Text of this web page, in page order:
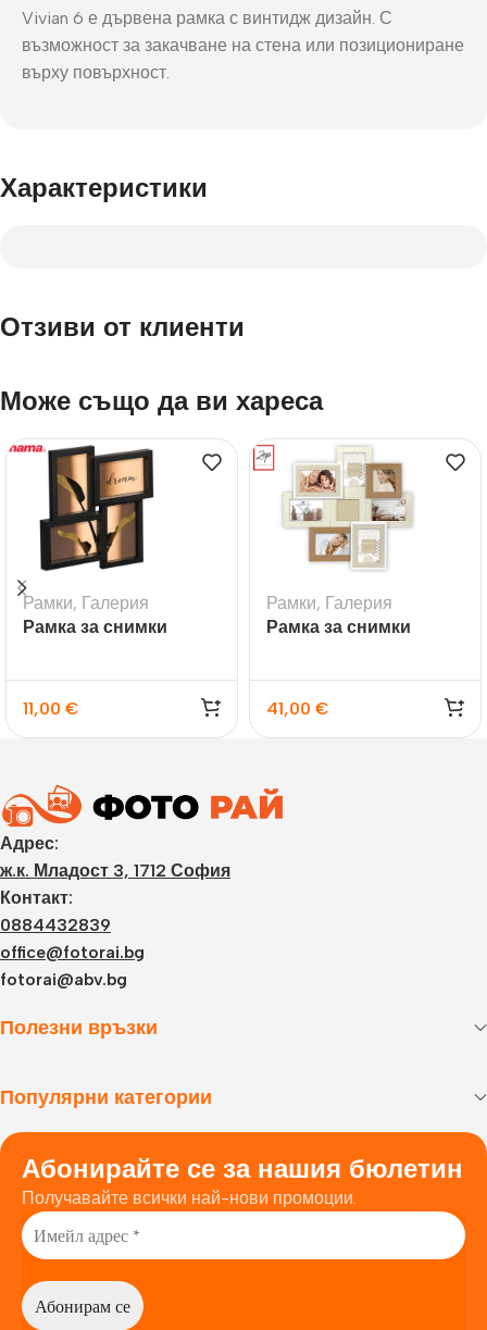
Vivian 6 е дървена рамка с винтидж дизайн. С
възможност за закачване на стена или позициониране
върху повърхност.
Характеристики
Отзиви от клиенти
Може също да ви хареса
Рамки, Галерия
Рамка за снимки
11,00 €
Рамки, Галерия
Рамка за снимки
41,00 €
Адрес:
ж.к. Младост 3, 1712 София
Контакт:
0884432839
office@fotorai.bg
fotorai@abv.bg
Полезни връзки
Популярни категории
Абонирайте се за нашия бюлетин
Получавайте всички най-нови промоции.